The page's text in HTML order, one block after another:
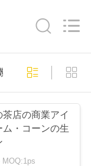
る
・
茶店の商業アイ
ム・コーンの生
MOQ:1ps